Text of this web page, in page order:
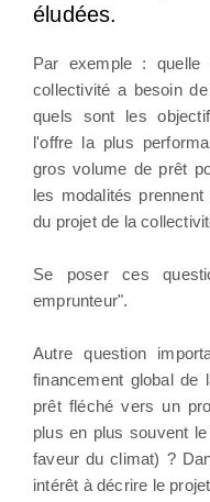
éludées.
Par exemple :
collectivité a besoin
quels sont les
l'offre la plus
gros volume de prêt
les modalités
du projet de la
Se poser ces
emprunteur".
Autre question
financement global de
prêt fléché vers un
plus en plus souvent
faveur du climat) ?
intérêt à décrire le